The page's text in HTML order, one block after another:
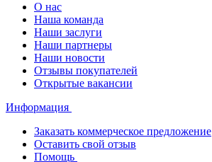
О нас
Наша команда
Наши заслуги
Наши партнеры
Наши новости
Отзывы покупателей
Открытые вакансии
Информация
Заказать коммерческое предложение
Оставить свой отзыв
Помощь